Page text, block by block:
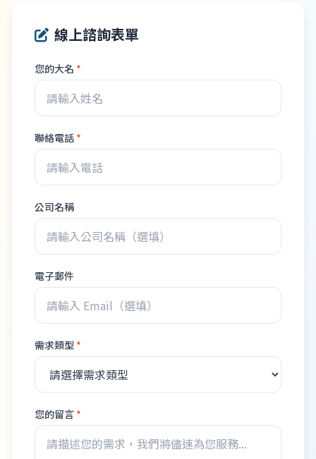
線上諮詢表單
您的大名 *
聯絡電話 *
公司名稱
電子郵件
需求類型 *
您的留言 *